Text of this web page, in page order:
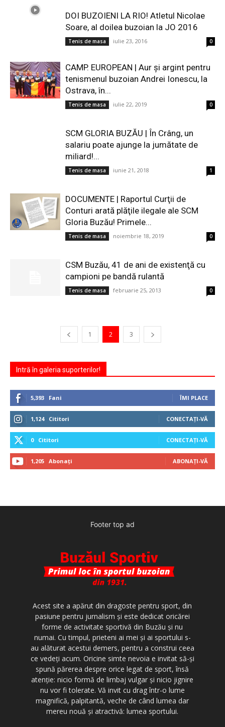
DOI BUZOIENI LA RIO! Atletul Nicolae
Soare, al doilea buzoian la JO 2016
Tenis de masa iulie 23, 2016 0
CAMP. EUROPEAN | Aur și argint pentru
tenismenul buzoian Andrei Ionescu, la
Ostrava, în...
Tenis de masa iulie 22, 2019 0
SCM GLORIA BUZĂU | În Crâng, un
salariu poate ajunge la jumătate de
miliard!...
Tenis de masa iunie 21, 2018 1
DOCUMENTE | Raportul Curţii de
Conturi arată plăţile ilegale ale SCM
Gloria Buzău! Primele...
Tenis de masa noiembrie 18, 2019 0
CSM Buzău, 41 de ani de existenţă cu
campioni pe bandă rulantă
Tenis de masa februarie 25, 2013 0
1 2 3
Intră în galeria suporterilor!
5,393 Fani ÎMI PLACE
1,124 Cititori CONECTAȚI-VĂ
0 Cititori CONECTAȚI-VĂ
1,205 Abonați ABONAȚI-VĂ
Footer top ad
Acest site a apărut din dragoste pentru sport, din
pasiune pentru jurnalism şi este dedicat oricărei
forme de activitate sportivă din Buzău şi nu
numai. Cu timpul, prieteni ai mei şi ai sportului s-
au alăturat acestui demers, pentru a construi ceea
ce vedeţi acum. Oricine simte nevoia e invitat să-şi
spună părerea despre orice legat de sport, însă
atenţie: nicio formă de limbaj vulgar şi nicio jignire
nu vor fi tolerate. Vă invit cu drag într-o lume
magnifică, palpitantă, veche de când lumea dar
mereu nouă şi atractivă: lumea sportului.